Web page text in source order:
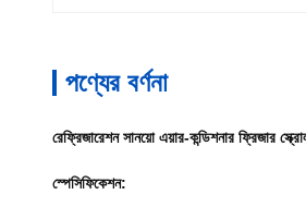
পণ্যের বর্ণনা
রেফ্রিজারেশন সানয়ো এয়ার-কন্ডিশনার ফ্রিজার
স্পেসিফিকেশন: